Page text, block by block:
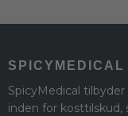
SPICYMEDICAL
SpicyMedical
inden for kosttilskud,